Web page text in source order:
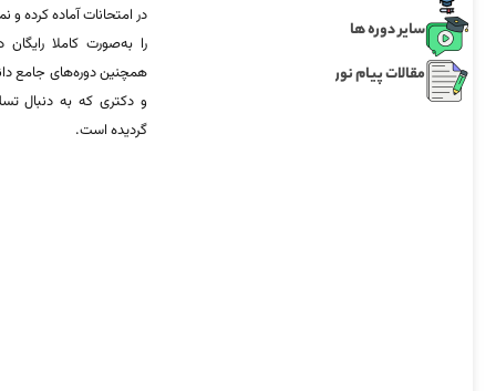
سایر دوره ها
مقالات پیام نور
در امتحانات آماده‌ کرده
را به‌صورت کاملا
همچنین دوره‌های جامع
و دکتری که به دنبال
گردیده است.